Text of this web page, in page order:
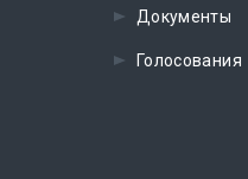
Документы
Голосования